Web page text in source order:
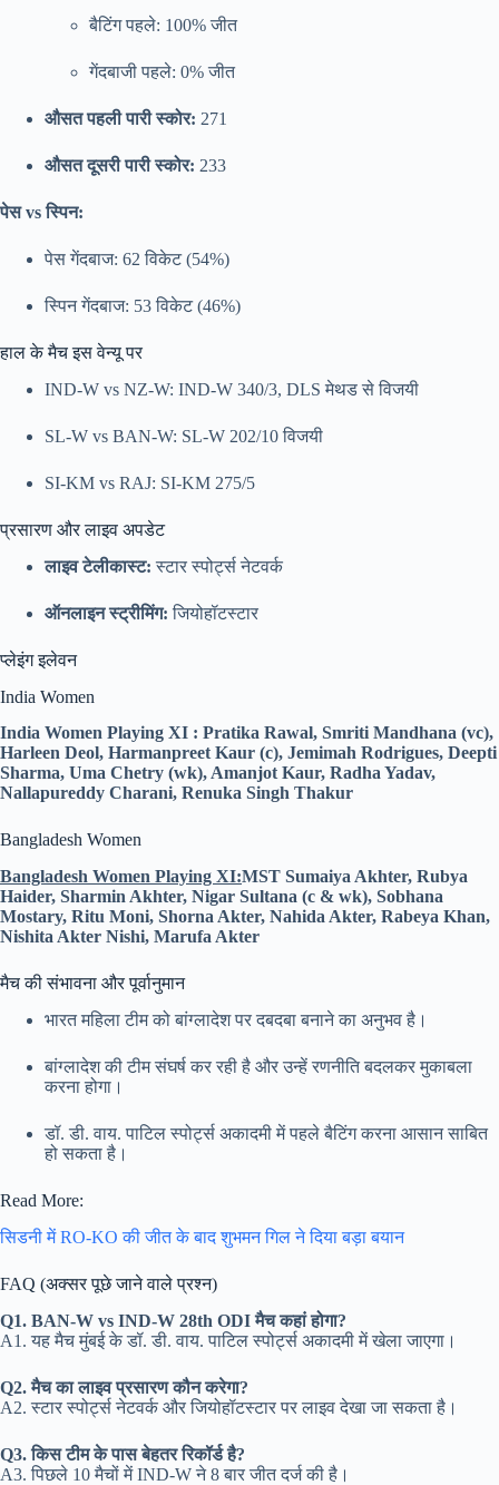
बैटिंग पहले: 100% जीत
गेंदबाजी पहले: 0% जीत
औसत पहली पारी स्कोर: 271
औसत दूसरी पारी स्कोर: 233
पेस vs स्पिन:
पेस गेंदबाज: 62 विकेट (54%)
स्पिन गेंदबाज: 53 विकेट (46%)
हाल के मैच इस वेन्यू पर
IND-W vs NZ-W: IND-W 340/3, DLS मेथड से विजयी
SL-W vs BAN-W: SL-W 202/10 विजयी
SI-KM vs RAJ: SI-KM 275/5
प्रसारण और लाइव अपडेट
लाइव टेलीकास्ट: स्टार स्पोर्ट्स नेटवर्क
ऑनलाइन स्ट्रीमिंग: जियोहॉटस्टार
प्लेइंग इलेवन
India Women
India Women Playing XI : Pratika Rawal, Smriti Mandhana (vc),
Harleen Deol, Harmanpreet Kaur (c), Jemimah Rodrigues, Deepti
Sharma, Uma Chetry (wk), Amanjot Kaur, Radha Yadav,
Nallapureddy Charani, Renuka Singh Thakur
Bangladesh Women
Bangladesh Women Playing XI:MST Sumaiya Akhter, Rubya
Haider, Sharmin Akhter, Nigar Sultana (c & wk), Sobhana
Mostary, Ritu Moni, Shorna Akter, Nahida Akter, Rabeya Khan,
Nishita Akter Nishi, Marufa Akter
मैच की संभावना और पूर्वानुमान
भारत महिला टीम को बांग्लादेश पर दबदबा बनाने का अनुभव है।
बांग्लादेश की टीम संघर्ष कर रही है और उन्हें रणनीति बदलकर मुकाबला
करना होगा।
डॉ. डी. वाय. पाटिल स्पोर्ट्स अकादमी में पहले बैटिंग करना आसान साबित
हो सकता है।
Read More:
सिडनी में RO-KO की जीत के बाद शुभमन गिल ने दिया बड़ा बयान
FAQ (अक्सर पूछे जाने वाले प्रश्न)
Q1. BAN-W vs IND-W 28th ODI मैच कहां होगा?
A1. यह मैच मुंबई के डॉ. डी. वाय. पाटिल स्पोर्ट्स अकादमी में खेला जाएगा।
Q2. मैच का लाइव प्रसारण कौन करेगा?
A2. स्टार स्पोर्ट्स नेटवर्क और जियोहॉटस्टार पर लाइव देखा जा सकता है।
Q3. किस टीम के पास बेहतर रिकॉर्ड है?
A3. पिछले 10 मैचों में IND-W ने 8 बार जीत दर्ज की है।